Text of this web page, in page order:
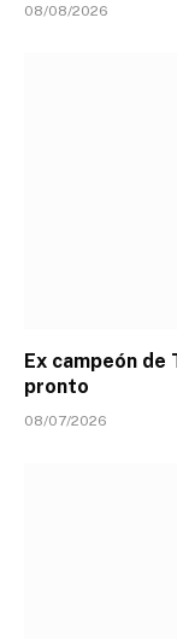
08/08/2026
Ex campeón de
pronto
08/07/2026